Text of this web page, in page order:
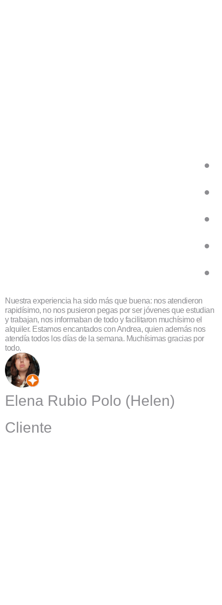
Nuestra experiencia ha sido más que buena: nos atendieron
rapidísimo, no nos pusieron pegas por ser jóvenes que estudian
y trabajan, nos informaban de todo y facilitaron muchísimo el
alquiler. Estamos encantados con Andrea, quien además nos
atendía todos los días de la semana. Muchísimas gracias por
todo.
Elena Rubio Polo (Helen)
Cliente